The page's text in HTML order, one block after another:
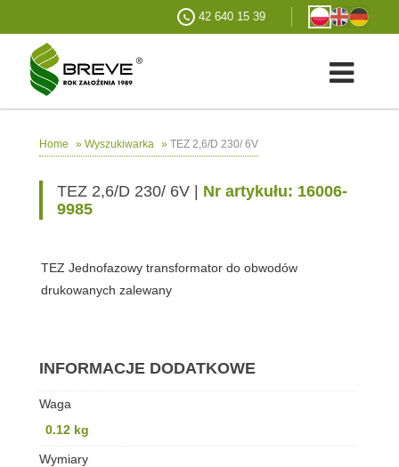
42 640 15 39
Home » Wyszukiwarka » TEZ 2,6/D 230/ 6V
TEZ 2,6/D 230/ 6V | Nr artykułu: 16006-
9985
TEZ Jednofazowy transformator do obwodów
drukowanych zalewany
INFORMACJE DODATKOWE
Waga
0.12 kg
Wymiary